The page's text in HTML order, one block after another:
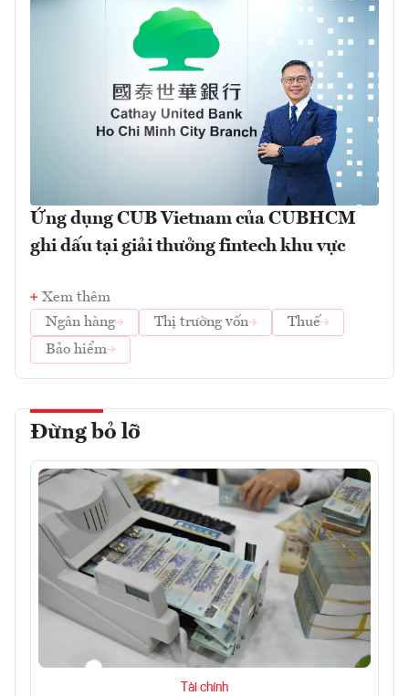
Ứng dụng CUB Vietnam của CUBHCM
ghi dấu tại giải thưởng fintech khu vực
Xem thêm
Ngân hàng
Thị trường vốn
Thuế
Bảo hiểm
Đừng bỏ lỡ
Tài chính